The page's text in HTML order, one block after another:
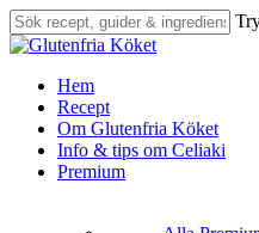
Skip
to
content
Close
search
Menu
Hem
Recept
Om Glutenfria Köket
Info & tips om Celiaki
Premium